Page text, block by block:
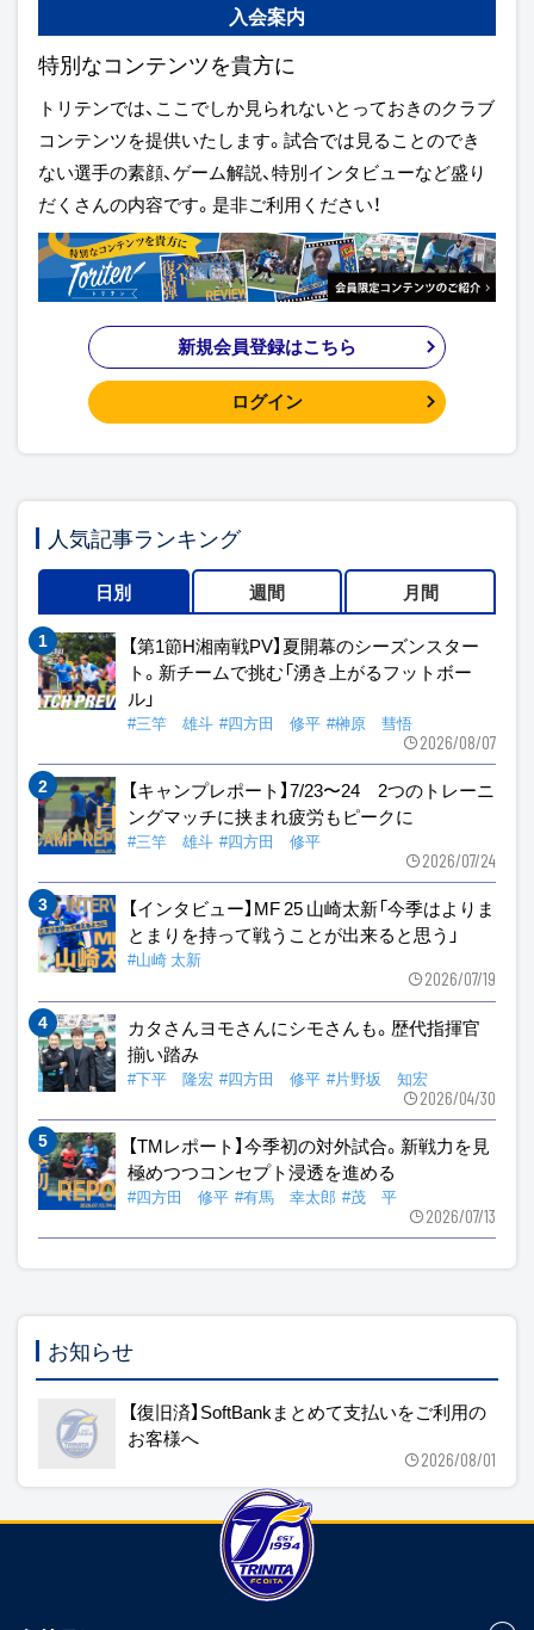
入会案内
特別なコンテンツを貴方に
トリテンでは、ここでしか見られないとっておきのクラブ
コンテンツを提供いたします。試合では見ることのでき
ない選手の素顔、ゲーム解説、特別インタビューなど盛り
だくさんの内容です。是非ご利用ください！
新規会員登録はこちら
ログイン
人気記事ランキング
日別 週間 月間
【第1節H湘南戦PV】夏開幕のシーズンスター
ト。新チームで挑む「湧き上がるフットボー
ル」
#三竿 雄斗 #四方田 修平 #榊原 彗悟
2026/08/07
【キャンプレポート】7/23〜24 2つのトレーニ
ングマッチに挟まれ疲労もピークに
#三竿 雄斗 #四方田 修平
2026/07/24
【インタビュー】MF 25 山崎太新「今季はよりま
とまりを持って戦うことが出来ると思う」
#山崎 太新
2026/07/19
カタさんヨモさんにシモさんも。歴代指揮官
揃い踏み
#下平 隆宏 #四方田 修平 #片野坂 知宏
2026/04/30
【TMレポート】今季初の対外試合。新戦力を見
極めつつコンセプト浸透を進める
#四方田 修平 #有馬 幸太郎 #茂 平
2026/07/13
お知らせ
【復旧済】SoftBankまとめて支払いをご利用の
お客様へ
2026/08/01